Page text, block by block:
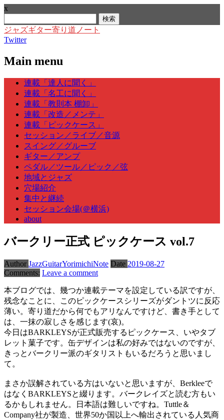
x
索:
ジャズギター寄り道ノート
Twitter
Main menu
Skip
content
連載「達人に聞く」
連載「名工に聞く」
連載「教則本 棚卸」
連載「改造／メンテ」
連載「ピックケース」
セッション／ライブ／音源
スイング／グルーブ
ギター／アンプ
ペダル／ツール／ピック／弦
地域とジャズ
穴場紹介
集中と継続
セッション会場(＠横浜)
about
バークリー正式 ピックケース vol.7
Author JazzGuitarYorimichiNote Date 2019-08-27
Comments: Leave a comment
本ブログでは、幾つか連載テーマを設定している訳ですが、
残念なことに、このピックケースシリーズがダントツに反応
薄い。寄り道だから何でもアリなんですけど、書き手として
は、一抹の寂しさを感じます(哀)。
今日はBARKLEYSが正式販売するピックケース、いやタブ
レット菓子です。缶デザインは私の好みではないのですが、
きっとバークリー派のギタリストもいるだろうと思いまし
て。
まさか誤解されている方はいないと思いますが、Berkleeで
はなくBARKLEYSと綴ります。バークレイズと読む方もい
るかもしれません。日本語は難しいですね。Tuttle＆
Company社が製造、世界50か国以上へ輸出されている人気商